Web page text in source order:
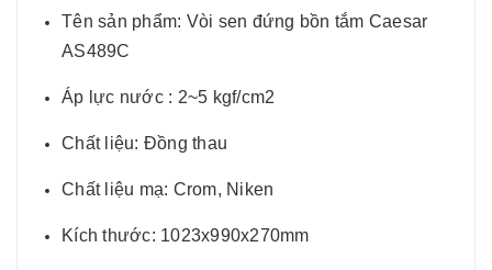
Tên sản phẩm: Vòi sen đứng bồn tắm Caesar
AS489C
Áp lực nước : 2~5 kgf/cm2
Chất liệu: Đồng thau
Chất liệu mạ: Crom, Niken
Kích thước: 1023x990x270mm